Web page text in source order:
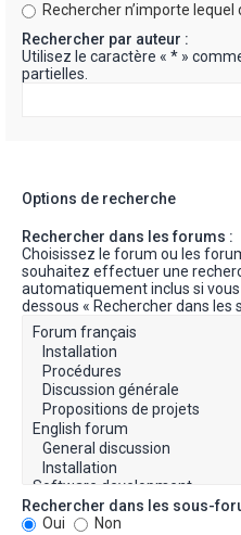
Rechercher n’importe
Rechercher par auteur :
Utilisez le caractère « * »
partielles.
Options de recherche
Rechercher dans les forums :
Choisissez le forum ou les
souhaitez effectuer une
automatiquement inclus si
dessous « Rechercher dans les
Rechercher dans les sous-
Oui
Non